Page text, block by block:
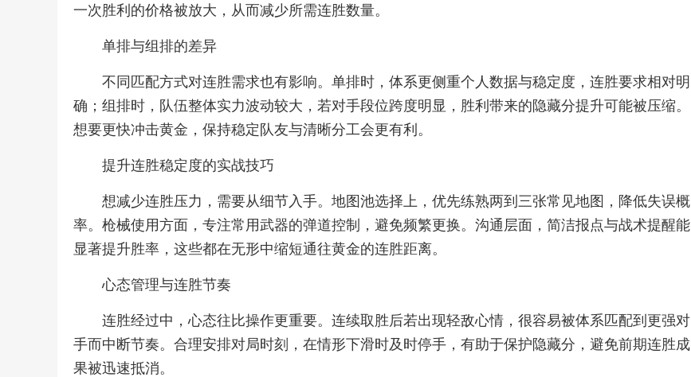
一次胜利的价格被放大，从而减少所需连胜数量。
单排与组排的差异
不同匹配方式对连胜需求也有影响。单排时，体系更侧重个人数据与稳定度，连胜要求相对明
确；组排时，队伍整体实力波动较大，若对手段位跨度明显，胜利带来的隐藏分提升可能被压缩。
想要更快冲击黄金，保持稳定队友与清晰分工会更有利。
提升连胜稳定度的实战技巧
想减少连胜压力，需要从细节入手。地图池选择上，优先练熟两到三张常见地图，降低失误概
率。枪械使用方面，专注常用武器的弹道控制，避免频繁更换。沟通层面，简洁报点与战术提醒能
显著提升胜率，这些都在无形中缩短通往黄金的连胜距离。
心态管理与连胜节奏
连胜经过中，心态往比操作更重要。连续取胜后若出现轻敌心情，很容易被体系匹配到更强对
手而中断节奏。合理安排对局时刻，在情形下滑时及时停手，有助于保护隐藏分，避免前期连胜成
果被迅速抵消。